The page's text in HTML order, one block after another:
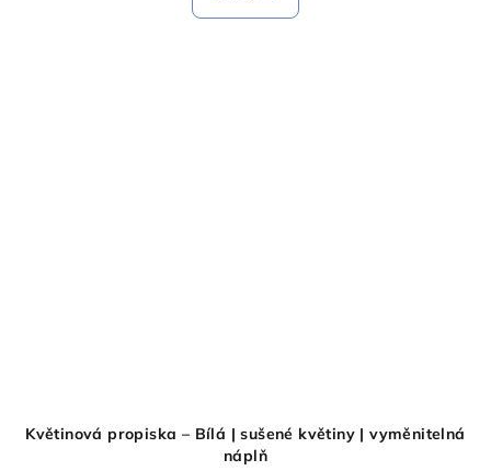
Květinová propiska – Bílá | sušené květiny | vyměnitelná
náplň